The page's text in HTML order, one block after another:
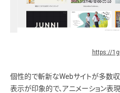
https://
個性的で斬新なWebサイトが多数収
表示が印象的で、アニメーション表